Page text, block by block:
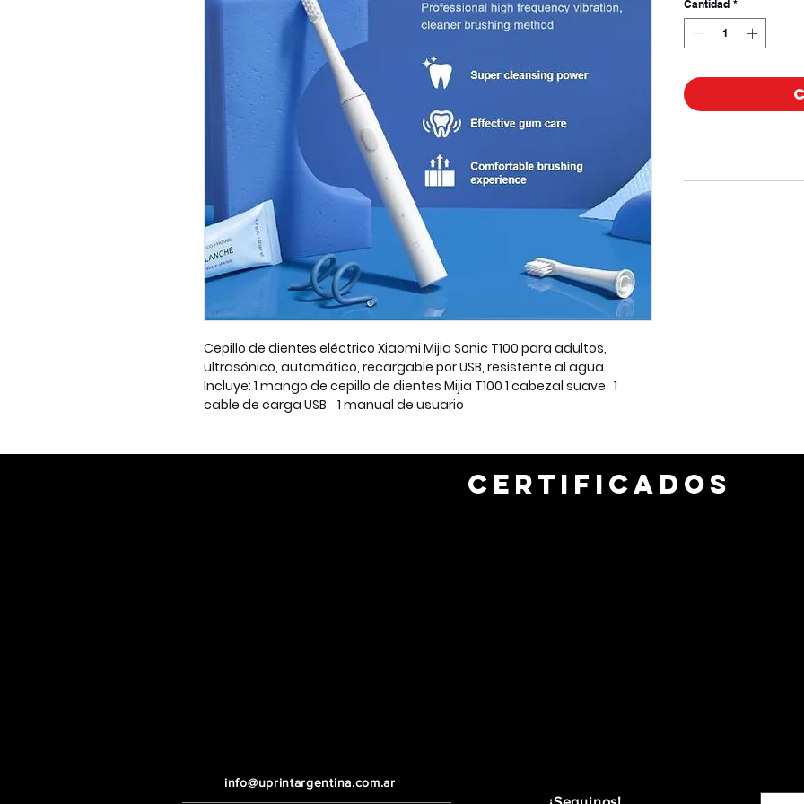
Cepillo de dientes eléctrico Xiaomi Mijia Sonic T100 para adultos,
ultrasónico, automático, recargable por USB, resistente al agua.
Incluye: 1 mango de cepillo de dientes Mijia T100 1 cabezal suave 1
cable de carga USB 1 manual de usuario
Cantidad *
CERTIFICADOS
info@uprintargentina.com.ar